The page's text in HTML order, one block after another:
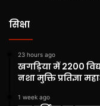
सिक्षा
23 hours ago
खगड़िया में 2200
नशा मुक्ति प्रतिज्ञा
1 week ago